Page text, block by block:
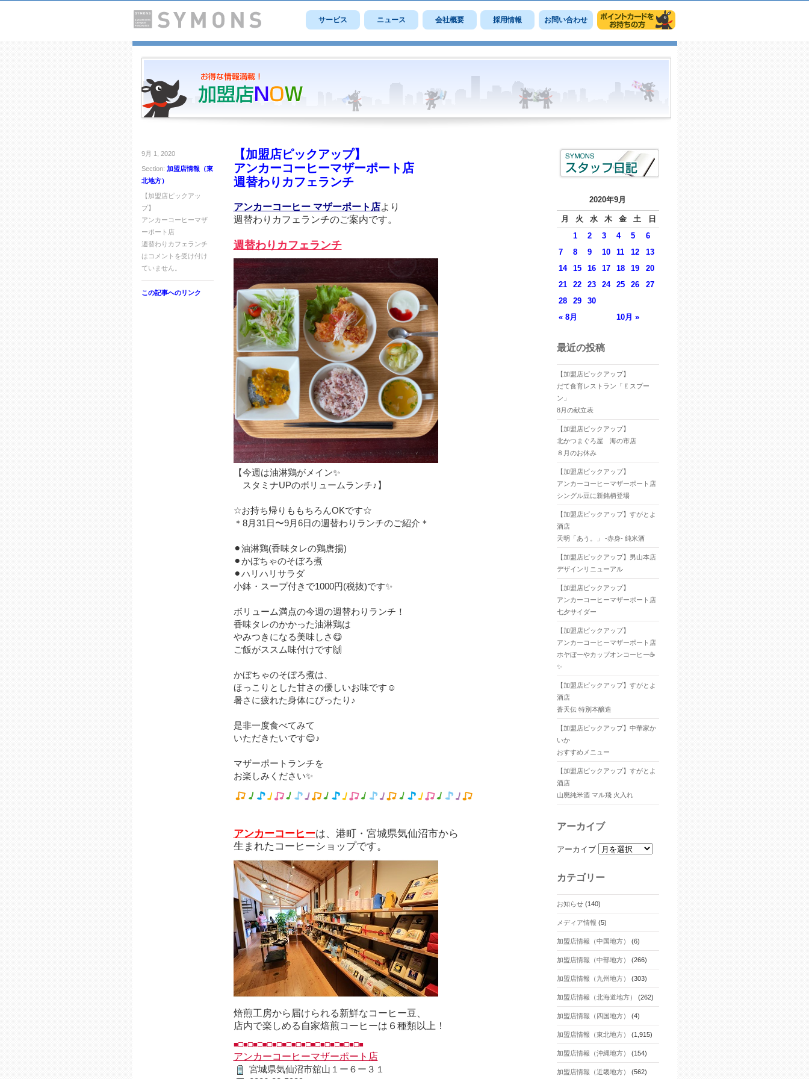
サービス ニュース 会社概要 採用情報 お問い合わせ
9月 1, 2020
Section: 加盟店情報（東
北地方）
【加盟店ピックアッ
プ】
アンカーコーヒーマザ
ーポート店
週替わりカフェランチ
は コメントを受け付け
ていません。
この記事へのリンク
【加盟店ピックアップ】
アンカーコーヒーマザーポート店
週替わりカフェランチ
アンカーコーヒー マザーポート店より
週替わりカフェランチのご案内です。
週替わりカフェランチ
【今週は油淋鶏がメイン✨
スタミナUPのボリュームランチ♪】
☆お持ち帰りももちろんOKです☆
＊8月31日〜9月6日の週替わりランチのご紹介＊
⚫︎油淋鶏(香味タレの鶏唐揚)
⚫︎かぼちゃのそぼろ煮
⚫︎ハリハリサラダ
小鉢・スープ付きで1000円(税抜)です✨
ボリューム満点の今週の週替わりランチ！
香味タレのかかった油淋鶏は
やみつきになる美味しさ😋
ご飯がススム味付けです🙌
かぼちゃのそぼろ煮は、
ほっこりとした甘さの優しいお味です☺️
暑さに疲れた身体にぴったり♪
是非一度食べてみて
いただきたいです😊♪
マザーポートランチを
お楽しみください✨
アンカーコーヒーは、港町・宮城県気仙沼市から
生まれたコーヒーショップです。
焙煎工房から届けられる新鮮なコーヒー豆、
店内で楽しめる自家焙煎コーヒーは６種類以上！
■□■□■□■□■□■□■□■□■□■□■□■□■□■
アンカーコーヒーマザーポート店
宮城県気仙沼市舘山１ー６ー３１
2020年9月
月 火 水 木 金 土 日
« 8月 10月 »
1 2 3 4 5
6
7
8 9 10 11 12
13
14
15 16 17 18 19
20
21
22 23 24 25 26
27
28
29 30
最近の投稿
【加盟店ピックアップ】
だて食育レストラン「Ｅスプー
ン」
8月の献立表
【加盟店ピックアップ】
北かつまぐろ屋 海の市店
８月のお休み
【加盟店ピックアップ】
アンカーコーヒーマザーポート店
シングル豆に新銘柄登場
【加盟店ピックアップ】すがとよ
酒店
天明「あう。」 -赤身- 純米酒
【加盟店ピックアップ】男山本店
デザインリニューアル
【加盟店ピックアップ】
アンカーコーヒーマザーポート店
七夕サイダー
【加盟店ピックアップ】
アンカーコーヒーマザーポート店
ホヤぼーやカップオンコーヒー☕
✨
【加盟店ピックアップ】すがとよ
酒店
蒼天伝 特別本醸造
【加盟店ピックアップ】中華家か
いか
おすすめメニュー
【加盟店ピックアップ】すがとよ
酒店
山廃純米酒 マル飛 火入れ
アーカイブ
アーカイブ
カテゴリー
お知らせ(140)
メディア情報 (5)
加盟店情報（中国地方） (6)
加盟店情報（中部地方） (266)
加盟店情報（九州地方） (303)
加盟店情報（北海道地方） (262)
加盟店情報（四国地方） (4)
加盟店情報（東北地方） (1,915)
加盟店情報（沖縄地方） (154)
加盟店情報（近畿地方） (562)